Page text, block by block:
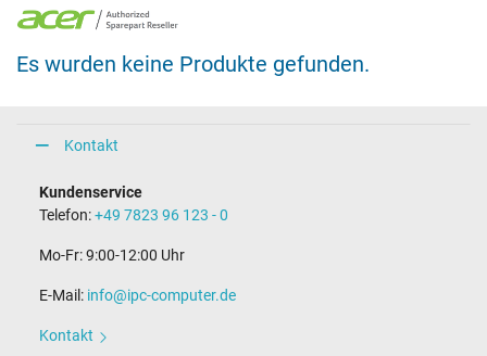
Es wurden keine Produkte gefunden.
Kontakt
Kundenservice
Telefon:+49 7823 96 123 - 0
Mo-Fr: 9:00-12:00 Uhr
E-Mail: info@ipc-computer.de
Kontakt